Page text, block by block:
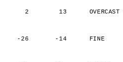
2        13      OVERCAST
-26       -14      FINE